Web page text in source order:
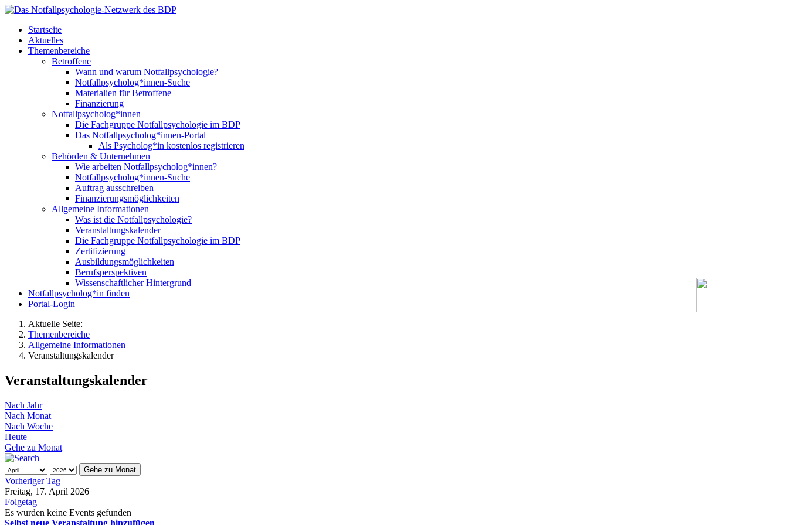
Startseite
Aktuelles
Themenbereiche
Betroffene
Wann und warum Notfallpsychologie?
Notfallpsycholog*innen-Suche
Materialien für Betroffene
Finanzierung
Notfallpsycholog*innen
Die Fachgruppe Notfallpsychologie im BDP
Das Notfallpsycholog*innen-Portal
Als Psycholog*in kostenlos registrieren
Behörden & Unternehmen
Wie arbeiten Notfallpsycholog*innen?
Notfallpsycholog*innen-Suche
Auftrag ausschreiben
Finanzierungsmöglichkeiten
Allgemeine Informationen
Was ist die Notfallpsychologie?
Veranstaltungskalender
Die Fachgruppe Notfallpsychologie im BDP
Zertifizierung
Ausbildungsmöglichkeiten
Berufsperspektiven
Wissenschaftlicher Hintergrund
Notfallpsycholog*in finden
Portal-Login
Aktuelle Seite:
Themenbereiche
Allgemeine Informationen
Veranstaltungskalender
Veranstaltungskalender
Nach Jahr
Nach Monat
Nach Woche
Heute
Gehe zu Monat
Gehe zu Monat
Vorheriger Tag
Freitag, 17. April 2026
Folgetag
Es wurden keine Events gefunden
Selbst neue Veranstaltung hinzufügen